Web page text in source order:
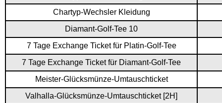
Chartyp-Wechsler Kleidung
Diamant-Golf-Tee 10
7 Tage Exchange Ticket für Platin-Golf-Tee
7 Tage Exchange Ticket für Diamant-Golf-Tee
Meister-Glücksmünze-Umtauschticket
Valhalla-Glücksmünze-Umtauschticket [2H]